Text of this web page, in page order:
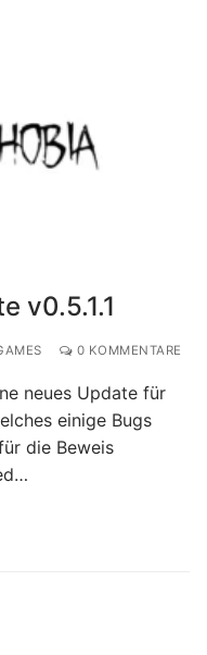
v0.5.1.1
0 KOMMENTARE
neues Update für
einige Bugs
die Beweis